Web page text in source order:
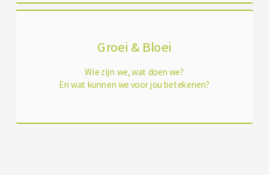
Groei & Bloei
Wie zijn we, wat doen we?
En wat kunnen we voor jou betekenen?